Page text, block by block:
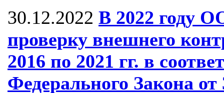
30.12.2022 В 2022 году
проверку внешнего
2016 по 2021 гг. в
Федерального Закона